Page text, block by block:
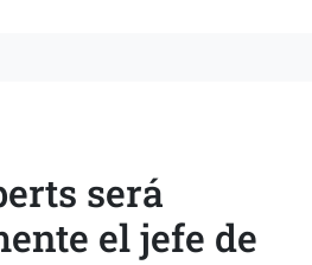
será
el jefe de